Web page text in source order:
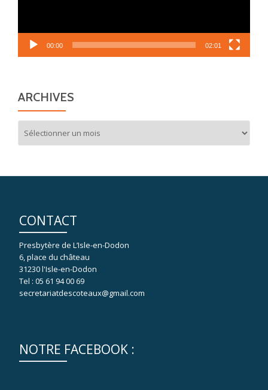
00:00 02:01
ARCHIVES
CONTACT
Presbytère de L’Isle-en-Dodon
6, place du château
31230 l'Isle-en-Dodon
Tel : 05 61 94 00 69
secretariatdescoteaux@gmail.com
NOTRE FACEBOOK :